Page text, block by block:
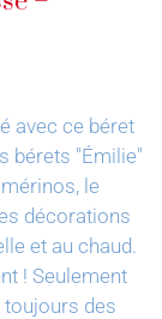
avec ce béret
bérets "Émilie"
le
décorations
et au chaud.
! Seulement
toujours des